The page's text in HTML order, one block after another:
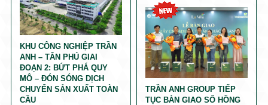
KHU CÔNG NGHIỆP TRẦN
ANH – TÂN PHÚ GIAI
ĐOẠN 2: BỨT PHÁ QUY
MÔ – ĐÓN SÓNG DỊCH
CHUYỂN SẢN XUẤT TOÀN
CẦU
TRẦN ANH GROUP TIẾP
TỤC BÀN GIAO SỔ HỒNG